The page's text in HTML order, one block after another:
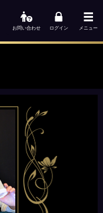
お問い合わせ ログイン メニュー